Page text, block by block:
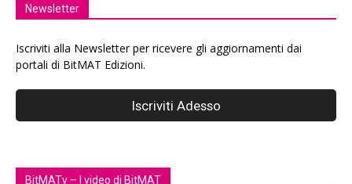
Newsletter
Iscriviti alla Newsletter per ricevere gli aggiornamenti dai
portali di BitMAT Edizioni.
BitMATv – I video di BitMAT